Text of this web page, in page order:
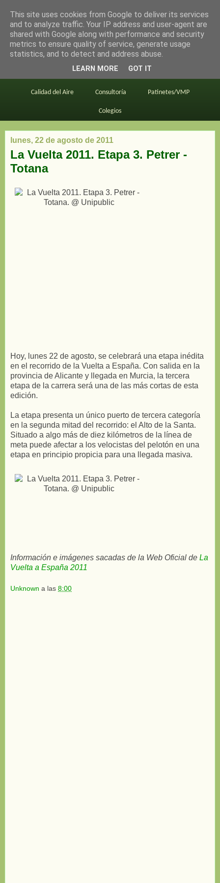
en bici por madrid
Este blog BiciMAD Primeros consejos
Calidad del Aire Consultoría Patinetes/VMP
Colegios
lunes, 22 de agosto de 2011
La Vuelta 2011. Etapa 3. Petrer -
Totana
Hoy, lunes 22 de agosto, se celebrará una etapa inédita
en el recorrido de la Vuelta a España. Con salida en la
provincia de Alicante y llegada en Murcia, la tercera
etapa de la carrera será una de las más cortas de esta
edición.
La etapa presenta un único puerto de tercera categoría
en la segunda mitad del recorrido: el Alto de la Santa.
Situado a algo más de diez kilómetros de la línea de
meta puede afectar a los velocistas del pelotón en una
etapa en principio propicia para una llegada masiva.
Información e imágenes sacadas de la Web Oficial de La
Vuelta a España 2011
Unknown a las 8:00
This site uses cookies from Google to deliver its services
and to analyze traffic. Your IP address and user-agent are
shared with Google along with performance and security
metrics to ensure quality of service, generate usage
statistics, and to detect and address abuse.
LEARN MORE GOT IT